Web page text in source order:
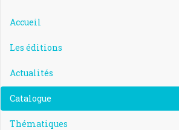
Accueil
Les éditions
Actualités
Catalogue
Thématiques